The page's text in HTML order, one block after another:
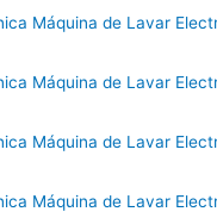
Máquina de Lavar
Máquina de Lavar
Máquina de Lavar
Máquina de Lavar